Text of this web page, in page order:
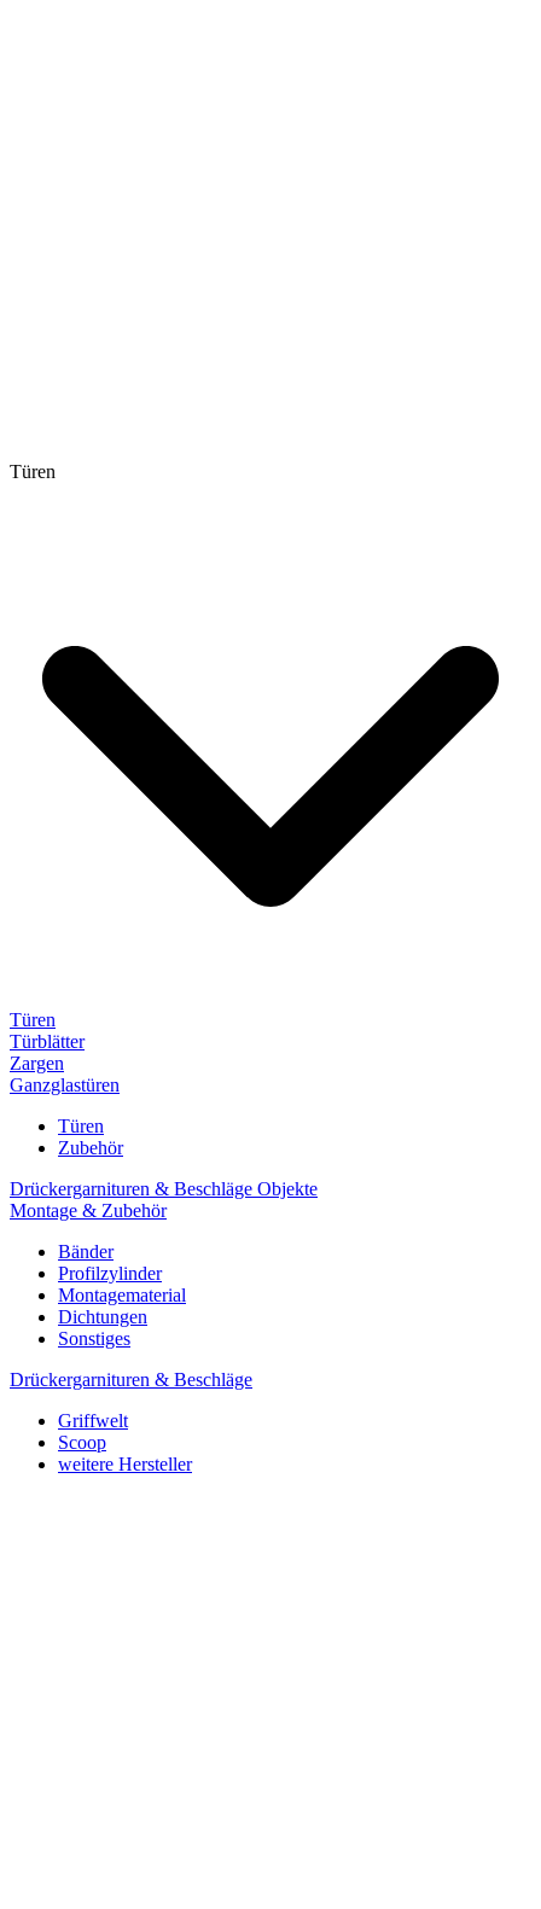
Türen
Türen
Türblätter
Zargen
Ganzglastüren
Türen
Zubehör
Drückergarnituren & Beschläge Objekte
Montage & Zubehör
Bänder
Profilzylinder
Montagematerial
Dichtungen
Sonstiges
Drückergarnituren & Beschläge
Griffwelt
Scoop
weitere Hersteller